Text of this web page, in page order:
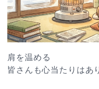
肩を温める
皆さんも心当たりはあ